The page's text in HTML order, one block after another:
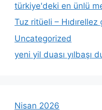
türkiye'deki en ünlü
Tuz ritüeli – Hıdırellez
Uncategorized
yeni yil duası yılbaşı
Nisan 2026